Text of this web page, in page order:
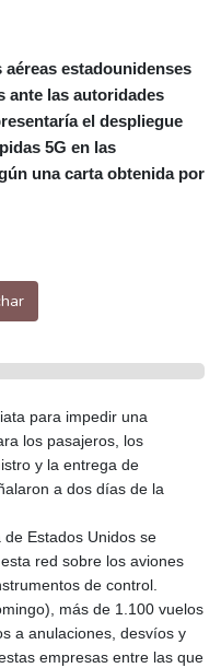
estadounidenses
ante las autoridades
el despliegue
5G en las
una carta obtenida por
para impedir una
los pasajeros, los
y la entrega de
a dos días de la
Estados Unidos se
red sobre los aviones
de control.
más de 1.100 vuelos
a anulaciones, desvíos y
empresas entre las que